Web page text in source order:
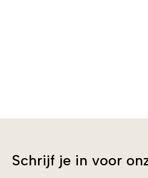
Schrijf je in voor